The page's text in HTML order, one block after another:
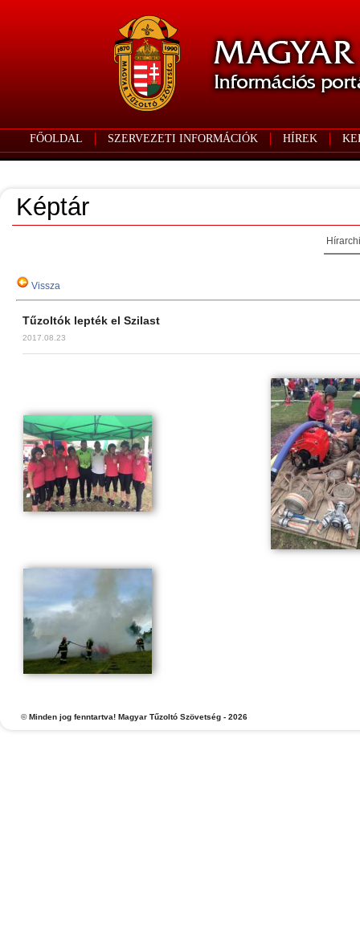
FŐOLDAL SZERVEZETI INFORMÁCIÓK HÍREK
Képtár
Vissza
Tűzoltók lepték el Szilast
2017.08.23
©Minden jog fenntartva! Magyar Tűzoltó Szövetség - 2026